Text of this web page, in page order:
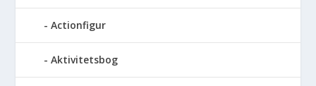
Actionfigur
Aktivitetsbog